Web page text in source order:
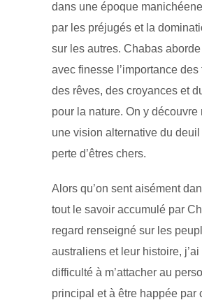
dans une époque
par les préjugés et la
sur les autres. Chabas
avec finesse l’importance des
des rêves, des croyances et
pour la nature. On y découvre
une vision alternative du deuil
perte d’êtres chers.
Alors qu’on sent aisément
tout le savoir accumulé par
regard renseigné sur les
australiens et leur histoire, j’ai
difficulté à m’attacher au
principal et à être happée par